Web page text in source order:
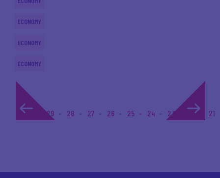
ECONOMY
ECONOMY
ECONOMY
1... 29 28 27 26 25 24 23 22 21